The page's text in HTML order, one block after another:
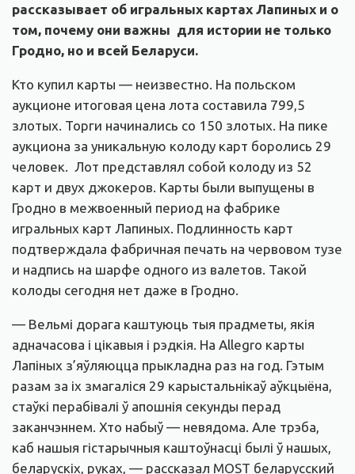
рассказывает об игральных картах Лапиных и о
том, почему они важны для истории не только
Гродно, но и всей Беларуси.
Кто купил карты — неизвестно. На польском
аукционе итоговая цена лота составила 799,5
злотых. Торги начинались со 150 злотых. На пике
аукциона за уникальную колоду карт боролись 29
человек. Лот представлял собой колоду из 52
карт и двух джокеров. Карты были выпущены в
Гродно в межвоенный период на фабрике
игральных карт Лапиных. Подлинность карт
подтверждала фабричная печать на червовом тузе
и надпись на шарфе одного из валетов. Такой
колоды сегодня нет даже в Гродно.
— Вельмі дорага каштуюць тыя прадметы, якія
адначасова і цікавыя і рэдкія. На Allegrо карты
Лапіных з’яўляюцца прыкладна раз на год. Гэтым
разам за іх змагаліся 29 карыстальнікаў аўкцыёна,
стаўкі перабівалі ў апошнія секунды перад
заканчэннем. Хто набыў — невядома. Але трэба,
каб нашыя гістарычныя каштоўнасці былі ў нашых,
беларускіх, руках, — рассказал MOST беларусский